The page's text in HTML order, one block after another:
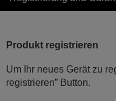
Produkt registrieren
Um Ihr neues Gerät zu
registrieren” Button.